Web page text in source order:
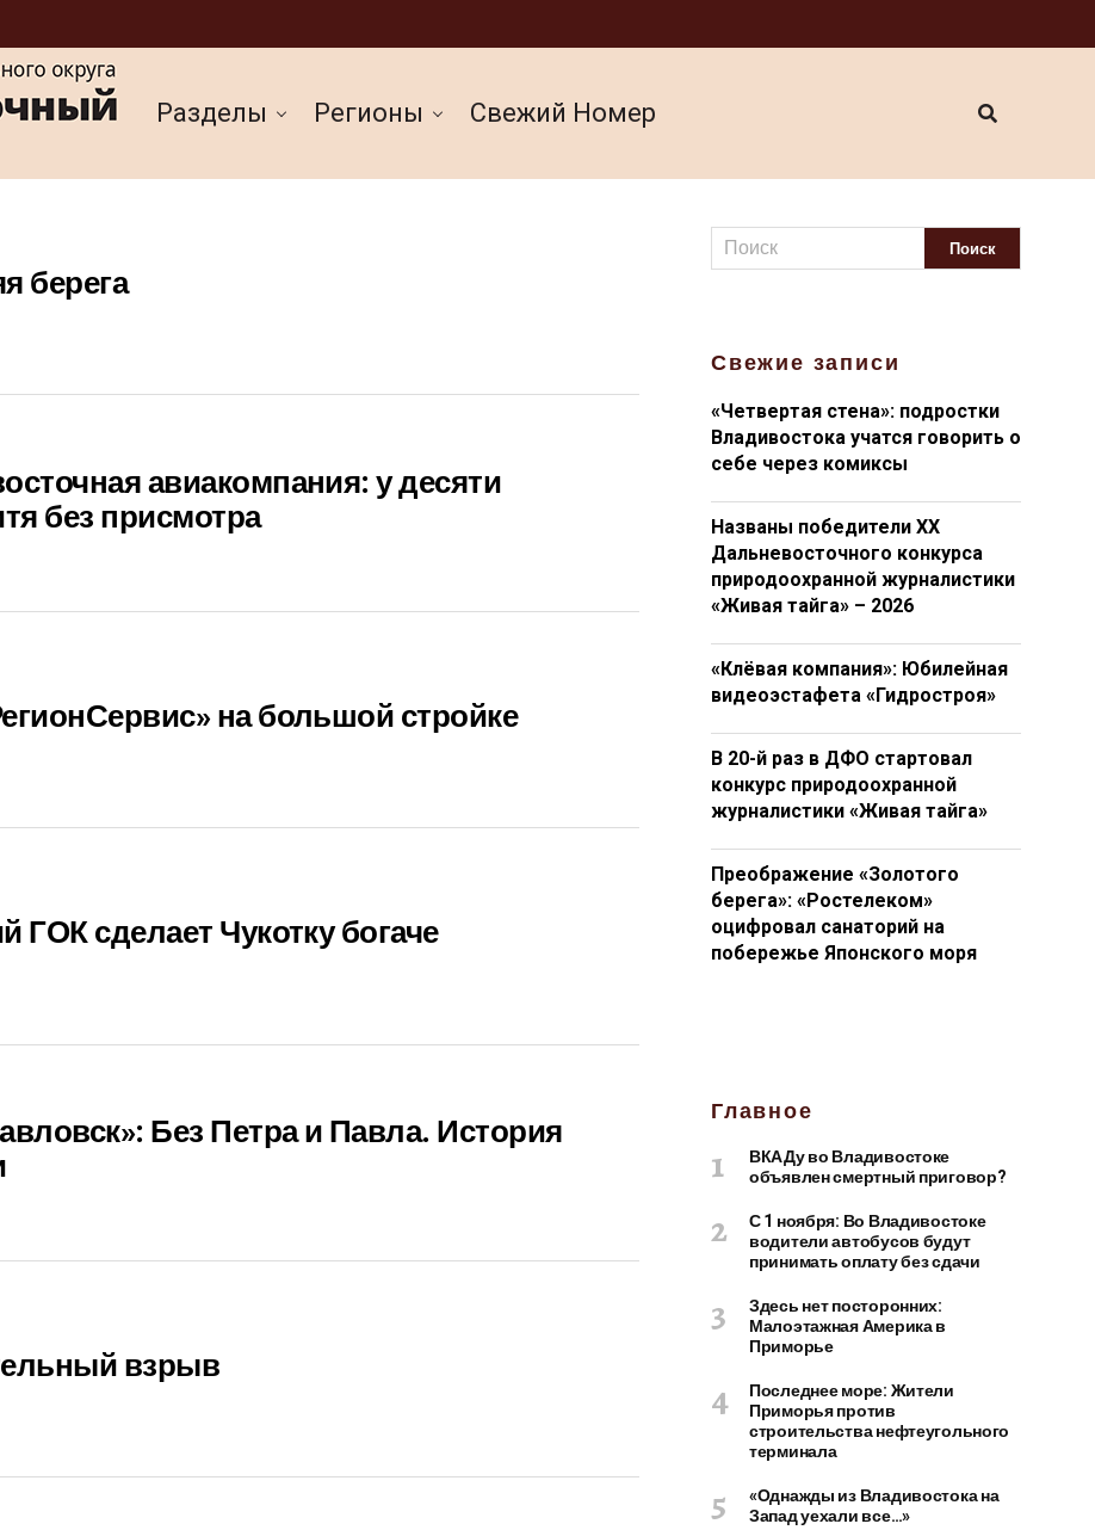
Разделы Регионы Cвежий Номер
берега
авиакомпания: у десяти
без присмотра
на большой стройке
ГОК сделает Чукотку богаче
Без Петра и Павла. История
взрыв
Свежие записи
«Четвертая стена»: подростки
Владивостока учатся говорить о
себе через комиксы
Названы победители XX
Дальневосточного конкурса
природоохранной журналистики
«Живая тайга» – 2026
«Клёвая компания»: Юбилейная
видеоэстафета «Гидростроя»
В 20-й раз в ДФО стартовал
конкурс природоохранной
журналистики «Живая тайга»
Преображение «Золотого
берега»: «Ростелеком»
оцифровал санаторий на
побережье Японского моря
Главное
ВКАДу во Владивостоке
объявлен смертный приговор?
С 1 ноября: Во Владивостоке
водители автобусов будут
принимать оплату без сдачи
Здесь нет посторонних:
Малоэтажная Америка в
Приморье
Последнее море: Жители
Приморья против
строительства нефтеугольного
терминала
«Однажды из Владивостока на
Запад уехали все…»